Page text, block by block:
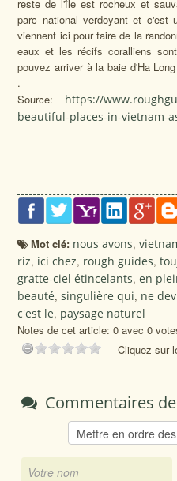
reste de l'île est rocheux et
parc national verdoyant et c'est
viennent ici pour faire de la
eaux et les récifs coralliens
pouvez arriver à la baie d'Ha
.
Source: https://
beautiful-places-in-vietnam-
Mot clé: nous avons,
riz, ici chez, rough guides,
gratte-ciel étincelants,en
beauté,singulière qui, ne
c'est le, paysage naturel
Notes de cet article: 0 avec 0
Cliquez sur
Commentaires